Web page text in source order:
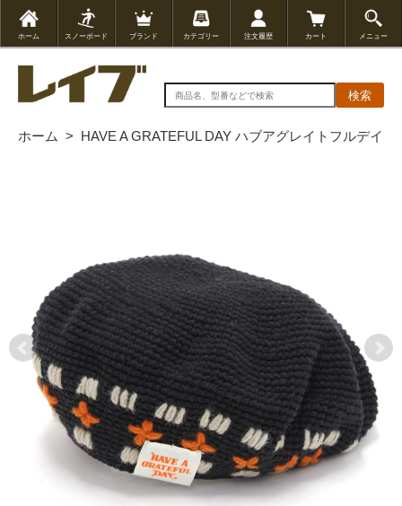
ホーム スノーボード ブランド カテゴリー 注文履歴 カート メニュー
検索
ホーム > HAVE A GRATEFUL DAY ハブアグレイトフルデイ